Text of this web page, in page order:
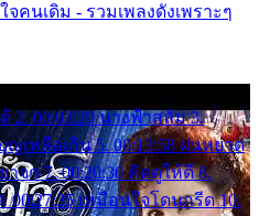
นเดิม - รวมเพลงดังเพราะๆ
2. 00:03:20 นางฟ้าสลัม 3.
ญเหลือเกิน 5. 00:13:58 ฝนหยาด
าจก 7. 00:20:30 คิดดูให้ดี 8.
00:27:35 เหมือนใจโดนกรีด 10.